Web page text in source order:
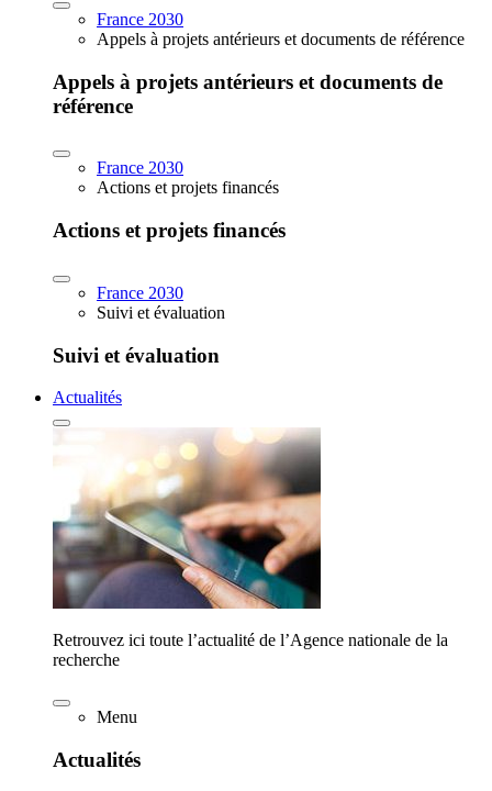
France 2030
Appels à projets antérieurs et documents de référence
Appels à projets antérieurs et documents de
référence
France 2030
Actions et projets financés
Actions et projets financés
France 2030
Suivi et évaluation
Suivi et évaluation
Actualités
Retrouvez ici toute l’actualité de l’Agence nationale de la
recherche
Menu
Actualités